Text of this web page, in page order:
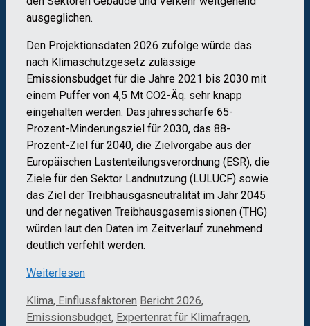
ausgeglichen.
Den Projektionsdaten 2026 zufolge würde das
nach Klimaschutzgesetz zulässige
Emissionsbudget für die Jahre 2021 bis 2030 mit
einem Puffer von 4,5 Mt CO2-Äq. sehr knapp
eingehalten werden. Das jahresscharfe 65-
Prozent-Minderungsziel für 2030, das 88-
Prozent-Ziel für 2040, die Zielvorgabe aus der
Europäischen Lastenteilungsverordnung (ESR), die
Ziele für den Sektor Landnutzung (LULUCF) sowie
das Ziel der Treibhausgasneutralität im Jahr 2045
und der negativen Treibhausgasemissionen (THG)
würden laut den Daten im Zeitverlauf zunehmend
deutlich verfehlt werden.
Weiterlesen
Kategorien
Klima, Einflussfaktoren Schlagwörter
Bericht 2026,
Emissionsbudget, Expertenrat für Klimafragen,